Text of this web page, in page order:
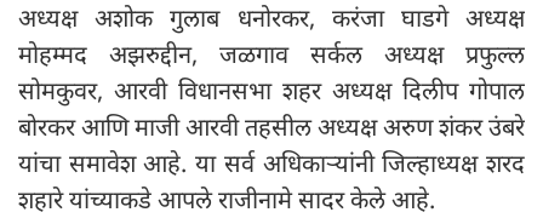
अध्यक्ष अशोक गुलाब धनोरकर, करंजा घाडगे अध्यक्ष
मोहम्मद अझरुद्दीन, जळगाव सर्कल अध्यक्ष प्रफुल्ल
सोमकुवर, आरवी विधानसभा शहर अध्यक्ष दिलीप गोपाल
बोरकर आणि माजी आरवी तहसील अध्यक्ष अरुण शंकर उंबरे
यांचा समावेश आहे. या सर्व अधिकाऱ्यांनी जिल्हाध्यक्ष शरद
शहारे यांच्याकडे आपले राजीनामे सादर केले आहे.